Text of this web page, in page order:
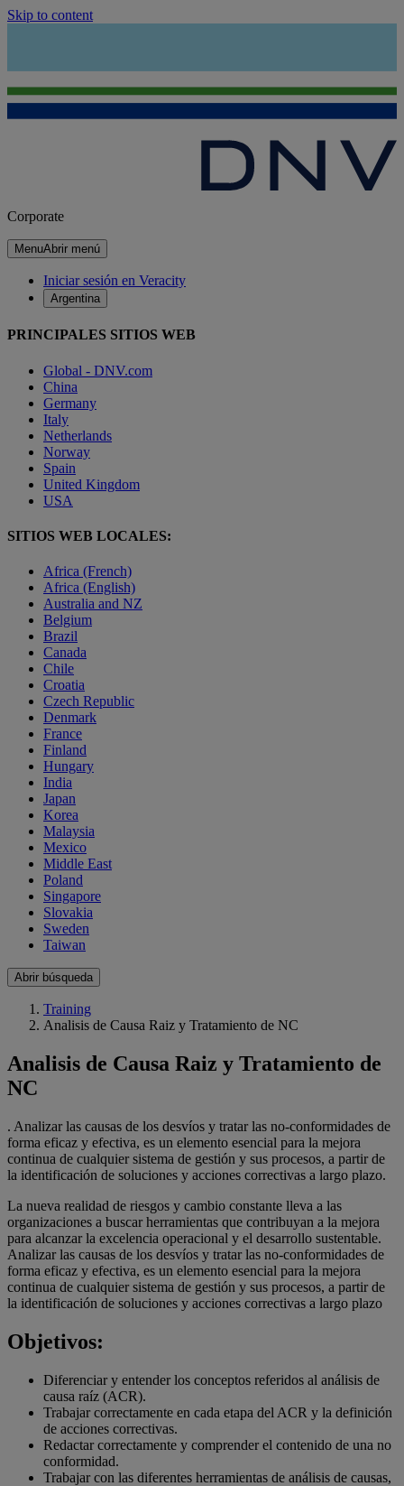
Skip to content
Corporate
MenuAbrir menú
Iniciar sesión en Veracity
Argentina
PRINCIPALES SITIOS WEB
Global - DNV.com
China
Germany
Italy
Netherlands
Norway
Spain
United Kingdom
USA
SITIOS WEB LOCALES:
Africa (French)
Africa (English)
Australia and NZ
Belgium
Brazil
Canada
Chile
Croatia
Czech Republic
Denmark
France
Finland
Hungary
India
Japan
Korea
Malaysia
Mexico
Middle East
Poland
Singapore
Slovakia
Sweden
Taiwan
Abrir búsqueda
Training
Analisis de Causa Raiz y Tratamiento de NC
Analisis de Causa Raiz y Tratamiento de
NC
. Analizar las causas de los desvíos y tratar las no-conformidades de
forma eficaz y efectiva, es un elemento esencial para la mejora
continua de cualquier sistema de gestión y sus procesos, a partir de
la identificación de soluciones y acciones correctivas a largo plazo.
La nueva realidad de riesgos y cambio constante lleva a las
organizaciones a buscar herramientas que contribuyan a la mejora
para alcanzar la excelencia operacional y el desarrollo sustentable.
Analizar las causas de los desvíos y tratar las no-conformidades de
forma eficaz y efectiva, es un elemento esencial para la mejora
continua de cualquier sistema de gestión y sus procesos, a partir de
la identificación de soluciones y acciones correctivas a largo plazo
Objetivos:
Diferenciar y entender los conceptos referidos al análisis de
causa raíz (ACR).
Trabajar correctamente en cada etapa del ACR y la definición
de acciones correctivas.
Redactar correctamente y comprender el contenido de una no
conformidad.
Trabajar con las diferentes herramientas de análisis de causas,